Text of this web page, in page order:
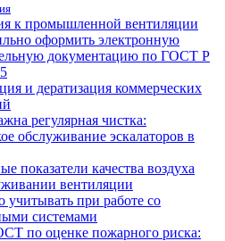
к промышленной вентиляции
оформить электронную
документацию по ГОСТ Р
и дератизация коммерческих
регулярная чистка:
обслуживание эскалаторов в
показатели качества воздуха
вентиляции
учитывать при работе со
системами
по оценке пожарного риска: